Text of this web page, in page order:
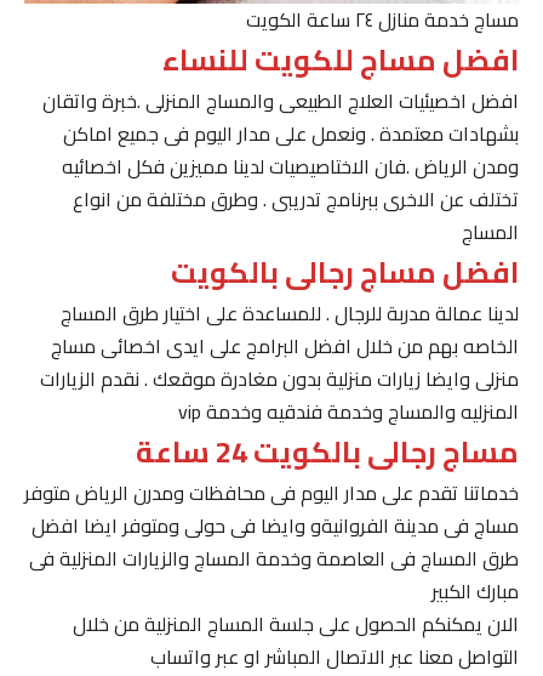
مساج خدمة منازل ٢٤ ساعة الكويت
افضل مساج للكويت للنساء
افضل اخصيئيات العلاج الطبيعى والمساج المنزلى .خبرة واتقان
بشهادات معتمدة . ونعمل على مدار اليوم فى جميع اماكن
ومدن الرياض .فان الاختاصيصيات لدينا مميزين فكل اخصائيه
تختلف عن الاخرى ببرنامج تدريبى . وطرق مختلفة من انواع
المساج
افضل مساج رجالى بالكويت
لدينا عمالة مدربة للرجال . للمساعدة على اختيار طرق المساج
الخاصه بهم من خلال افضل البرامج على ايدى اخصائى مساج
منزلى وايضا زيارات منزلية بدون مغادرة موقعك . نقدم الزيارات
المنزليه والمساج وخدمة فندقيه وخدمة vip
مساج رجالى بالكويت 24 ساعة
خدماتنا تقدم على مدار اليوم فى محافظات ومدرن الرياض متوفر
مساج فى مدينة الفروانيةو وايضا فى حولى ومتوفر ايضا افضل
طرق المساج فى العاصمة وخدمة المساج والزيارات المنزلية فى
مبارك الكبير
الان يمكنكم الحصول على جلسة المساج المنزلية من خلال
التواصل معنا عبر الاتصال المباشر او عبر واتساب